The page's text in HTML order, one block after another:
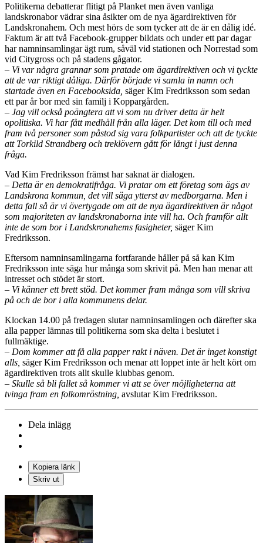
Politikerna debatterar flitigt på Planket men även vanliga
landskronabor vädrar sina åsikter om de nya ägardirektiven för
Landskronahem. Och mest hörs de som tycker att de är en dålig idé.
Faktum är att två Facebook-grupper bildats och under ett par dagar
har namninsamlingar ägt rum, såväl vid stationen och Norrestad som
vid Citygross och på stadens gågator.
– Vi var några grannar som pratade om ägardirektiven och vi tyckte
att de var riktigt dåliga. Därför började vi samla in namn och
startade även en Facebooksida, säger Kim Fredriksson som sedan
ett par år bor med sin familj i Koppargården.
– Jag vill också poängtera att vi som nu driver detta är helt
opolitiska. Vi har fått medhåll från alla läger. Det kom till och med
fram två personer som påstod sig vara folkpartister och att de tyckte
att Torkild Strandberg och treklövern gått för långt i just denna
fråga.
Vad Kim Fredriksson främst har saknat är dialogen.
– Detta är en demokratifråga. Vi pratar om ett företag som ägs av
Landskrona kommun, det vill säga ytterst av medborgarna. Men i
detta fall så är vi övertygade om att de nya ägardirektiven är något
som majoriteten av landskronaborna inte vill ha. Och framför allt
inte de som bor i Landskronahems fasigheter, säger Kim
Fredriksson.
Eftersom namninsamlingarna fortfarande håller på så kan Kim
Fredriksson inte säga hur många som skrivit på. Men han menar att
intresset och stödet är stort.
– Vi känner ett brett stöd. Det kommer fram många som vill skriva
på och de bor i alla kommunens delar.
Klockan 14.00 på fredagen slutar namninsamlingen och därefter ska
alla papper lämnas till politikerna som ska delta i beslutet i
fullmäktige.
– Dom kommer att få alla papper rakt i näven. Det är inget konstigt
alls, säger Kim Fredriksson och menar att loppet inte är helt kört om
ägardirektiven trots allt skulle klubbas genom.
– Skulle så bli fallet så kommer vi att se över möjligheterna att
tvinga fram en folkomröstning, avslutar Kim Fredriksson.
Dela inlägg
Kopiera länk
Skriv ut